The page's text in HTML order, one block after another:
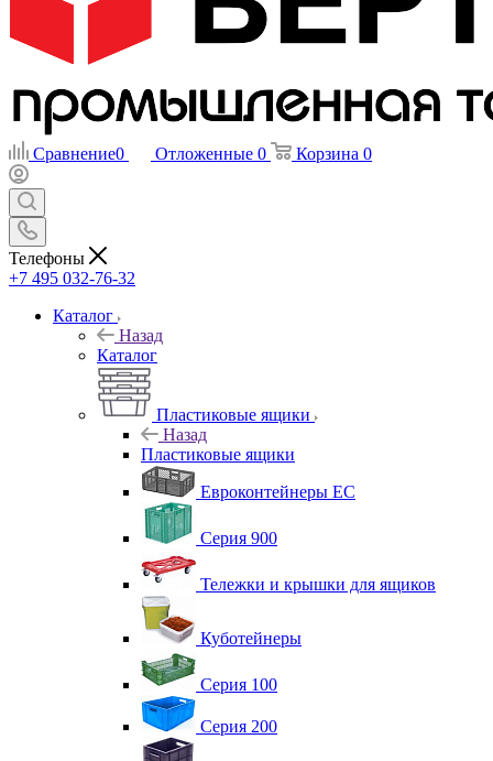
Сравнение0 Отложенные 0 Корзина 0
Телефоны
+7 495 032-76-32
Каталог
Назад
Каталог
Пластиковые ящики
Назад
Пластиковые ящики
Евроконтейнеры ЕС
Серия 900
Тележки и крышки для ящиков
Куботейнеры
Серия 100
Серия 200